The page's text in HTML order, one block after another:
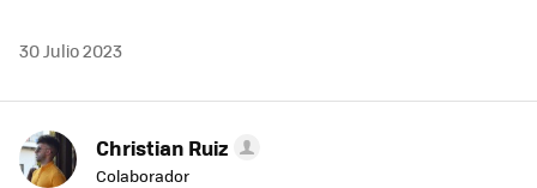
30 Julio 2023
Christian Ruiz
Colaborador